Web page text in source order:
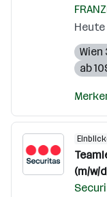
Wien
ab
(m/w/